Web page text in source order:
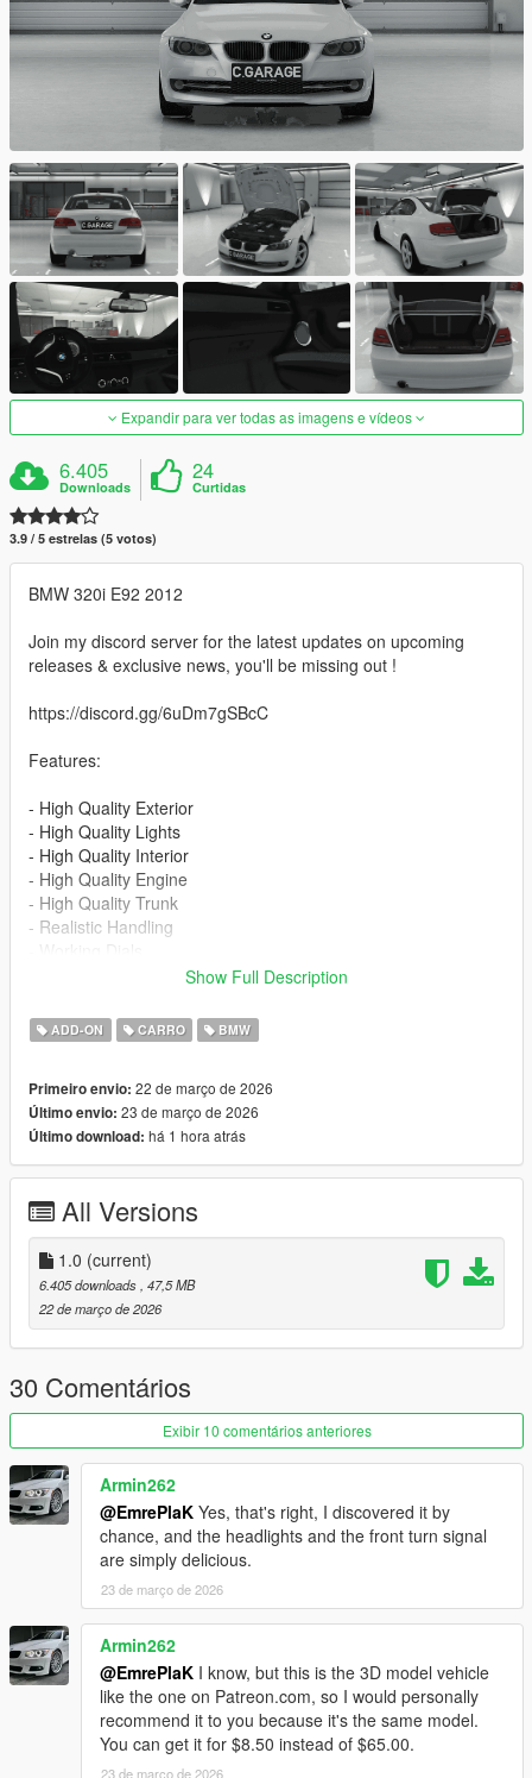
Expandir para ver todas as imagens e vídeos
6.405
Downloads
24
Curtidas
3.9 / 5 estrelas (5 votos)
BMW 320i E92 2012
Join my discord server for the latest updates on upcoming
releases & exclusive news, you'll be missing out !
https://discord.gg/6uDm7gSBcC
Features:
- High Quality Exterior
- High Quality Lights
- High Quality Interior
- High Quality Engine
- High Quality Trunk
- Realistic Handling
- Hands on Steering Wheel
- Tintable Windows
- Realistic Mirrors
Installation for add-on:
1. Drag the folder emreucar_bmw320i_e92) into dlcpacks
(mods>update>x64>dlcpacks)
add this line under the previous line:
dlcpacks:/emreucar_bmw320i_e92/
3. Save and Enjoy!
Spawn name: emreucar_bmw320i_e92
Credits:
3DModel Base:
https://www.beamng.com/threads/bmw-3-series-e92-
hotfix.85847/
Show Full Description
ADD-ON CARRO BMW
Primeiro envio: 22 de março de 2026
Último envio: 23 de março de 2026
Último download: há 1 hora atrás
All Versions
1.0 (current)
6.405 downloads , 47,5 MB
22 de março de 2026
30 Comentários
Exibir 10 comentários anteriores
Armin262
@EmrePlaK Yes, that's right, I discovered it by
chance, and the headlights and the front turn signal
are simply delicious.
23 de março de 2026
Armin262
@EmrePlaK I know, but this is the 3D model vehicle
like the one on Patreon.com, so I would personally
recommend it to you because it's the same model.
You can get it for $8.50 instead of $65.00.
23 de março de 2026